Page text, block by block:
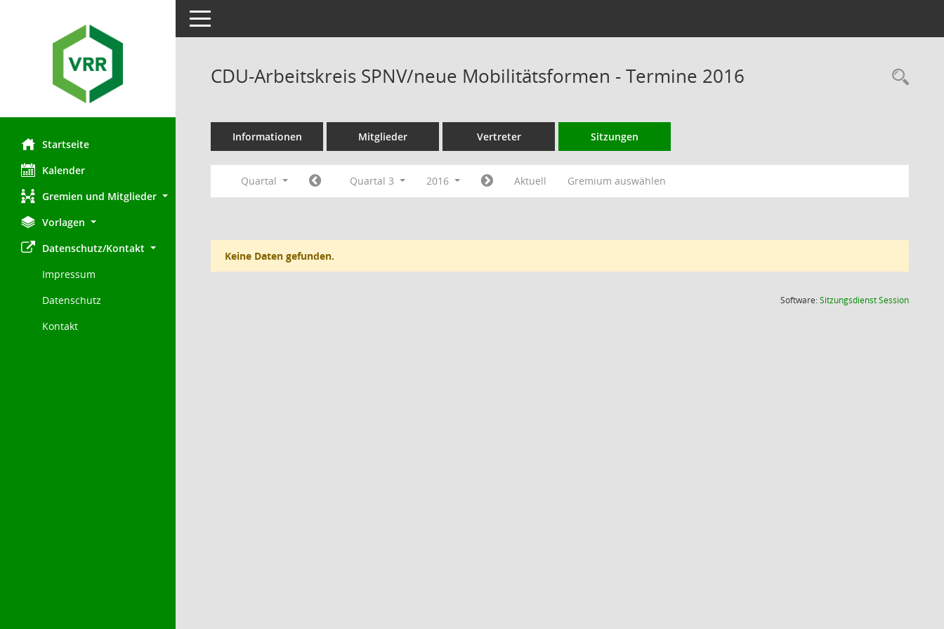
Startseite
Kalender
Gremien und Mitglieder
Vorlagen
Datenschutz/Kontakt
Impressum
Datenschutz
Kontakt
Toggle navigation
CDU-Arbeitskreis SPNV/neue Mobilitätsformen - Termine 2016
Informationen Mitglieder Vertreter Sitzungen
Quartal Quartal 3 2016 Aktuell Gremium auswählen
Keine Daten gefunden.
Software:SitzungsdienstSession(Wird in